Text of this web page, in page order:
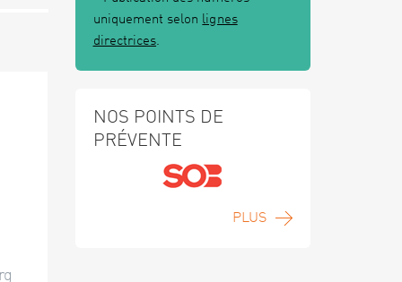
uniquement selon lignes
directrices.
NOS POINTS DE
PRÉVENTE
PLUS